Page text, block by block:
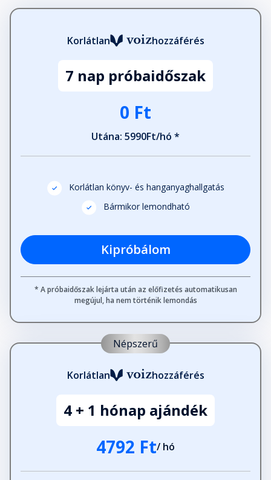
Korlátlan hozzáférés
7 nap próbaidőszak
0 Ft
Utána: 5990Ft/hó *
Korlátlan könyv- és hanganyaghallgatás
Bármikor lemondható
Kipróbálom
* A próbaidőszak lejárta után az előfizetés automatikusan
megújul, ha nem történik lemondás
Népszerű
Korlátlan hozzáférés
4 + 1 hónap ajándék
4792 Ft/ hó